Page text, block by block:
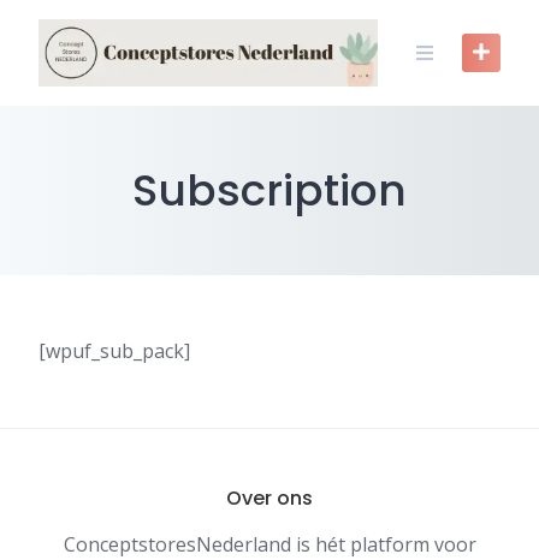
content
Subscription
[wpuf_sub_pack]
Over ons
ConceptstoresNederland is hét platform voor